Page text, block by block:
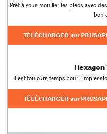
Prêt à vous mouiller les pieds avec
bon
TÉLÉCHARGER sur
Hexagon
Il est toujours temps pour
TÉLÉCHARGER sur